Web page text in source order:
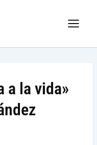
a la vida»